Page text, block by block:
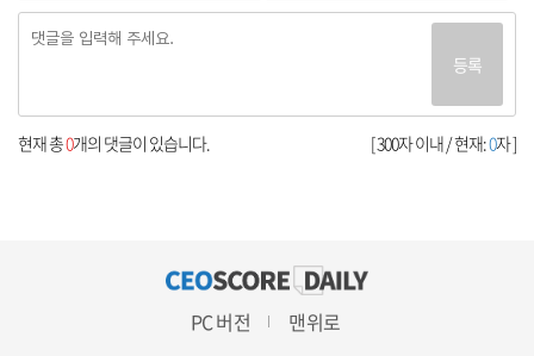
등록
[ 300자 이내 / 현재:0자 ]
현재 총0개의 댓글이 있습니다.
PC 버전 맨위로